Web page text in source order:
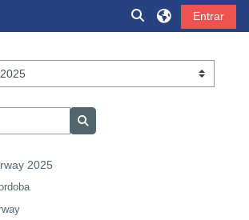
Selector de
Entrar
Buscar cursos
2025